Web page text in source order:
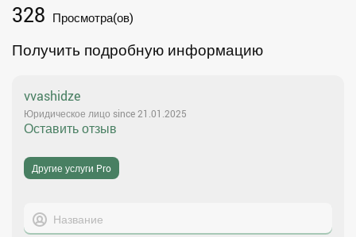
328 Просмотра(ов)
Получить подробную информацию
vvashidze
Юридическое лицо since 21.01.2025
Оставить отзыв
Другие услуги Pro